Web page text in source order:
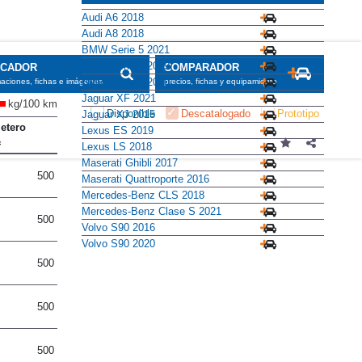
fichas e imágenes
COMPARADOR
precios, fichas y equipamiento
Disponible Descatalogado Prototipo
kg/100 km
500
500
500
500
500
Audi A6 2018
Audi A8 2018
BMW Serie 5 2021
BMW Serie 7 2019
BMW Serie 8 2020
Jaguar XF 2021
Jaguar XJ 2015
Lexus ES 2019
Lexus LS 2018
Maserati Ghibli 2017
Maserati Quattroporte 2016
Mercedes-Benz CLS 2018
Mercedes-Benz Clase S 2021
Volvo S90 2016
Volvo S90 2020